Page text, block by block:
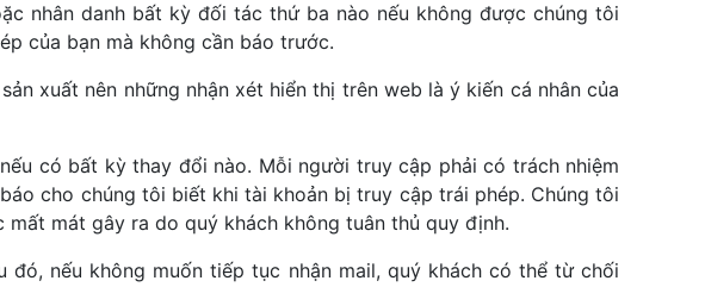
nhân danh bất kỳ đối tác thứ ba nào nếu không được chúng tôi
của bạn mà không cần báo trước.
xuất nên những nhận xét hiển thị trên web là ý kiến cá nhân của
có bất kỳ thay đổi nào. Mỗi người truy cập phải có trách nhiệm
cho chúng tôi biết khi tài khoản bị truy cập trái phép. Chúng tôi
mát gây ra do quý khách không tuân thủ quy định.
nếu không muốn tiếp tục nhận mail, quý khách có thể từ chối